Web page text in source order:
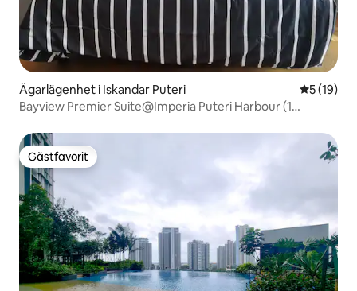
Ägarlägenhet i Iskandar Puteri 5 av 5 i
5 (19)
Bayview Premier Suite@Imperia Puteri Harbour (1
Gästfavorit
Gästfavorit